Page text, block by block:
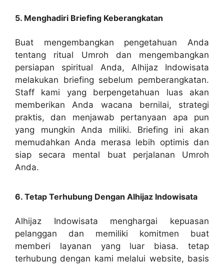
5. Menghadiri Briefing Keberangkatan
Buat mengembangkan pengetahuan Anda
tentang ritual Umroh dan mengembangkan
persiapan spiritual Anda, Alhijaz Indowisata
melakukan briefing sebelum pemberangkatan.
Staff kami yang berpengetahuan luas akan
memberikan Anda wacana bernilai, strategi
praktis, dan menjawab pertanyaan apa pun
yang mungkin Anda miliki. Briefing ini akan
memudahkan Anda merasa lebih optimis dan
siap secara mental buat perjalanan Umroh
Anda.
6. Tetap Terhubung Dengan Alhijaz Indowisata
Alhijaz Indowisata menghargai kepuasan
pelanggan dan memiliki komitmen buat
memberi layanan yang luar biasa. tetap
terhubung dengan kami melalui website, basis